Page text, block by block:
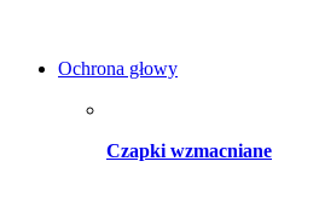
Ochrona głowy
Czapki wzmacniane